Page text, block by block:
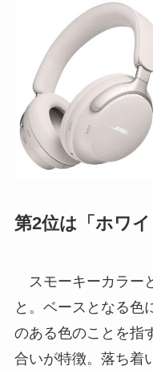
第2位は「ホワ
スモーキーカラー
と。ベースとなる色
のある色のことを指
合いが特徴。落ち着